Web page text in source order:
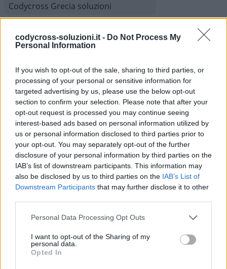
codycross-soluzioni.it - Do Not Process My
Personal Information
If you wish to opt-out of the sale, sharing to third parties, or
processing of your personal or sensitive information for
targeted advertising by us, please use the below opt-out
section to confirm your selection. Please note that after your
opt-out request is processed you may continue seeing
interest-based ads based on personal information utilized by
us or personal information disclosed to third parties prior to
your opt-out. You may separately opt-out of the further
disclosure of your personal information by third parties on the
IAB’s list of downstream participants. This information may
also be disclosed by us to third parties on the IAB’s List of
Downstream Participants that may further disclose it to other
Personal Data Processing Opt Outs
I want to opt-out of the Sharing of my
personal data.
Opted In
Codycross Grecia soluzioni
soluzioni
Codycross Museo d'Arte soluzioni
Codycross A tutta acqua soluzioni
Codycross Tour del Brasile soluzioni
Codycross Anni Ottanta soluzioni
Codycross Alle terme soluzioni
Codycross In campeggio soluzioni
Codycross Arti dello Spettacolo
soluzioni